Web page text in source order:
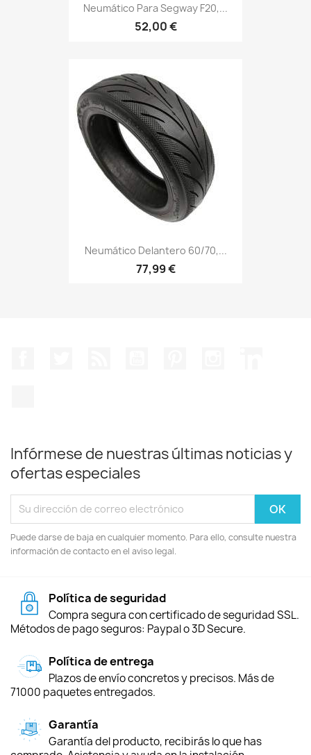
Neumático Para Segway F20,...
52,00 €
Neumático Delantero 60/70,...
77,99 €
Infórmese de nuestras últimas noticias y
ofertas especiales
Puede darse de baja en cualquier momento. Para ello, consulte nuestra
información de contacto en el aviso legal.
Política de seguridad
Compra segura con certificado de seguridad SSL.
Métodos de pago seguros: Paypal o 3D Secure.
Política de entrega
Plazos de envío concretos y precisos. Más de
71000 paquetes entregados.
Garantía
Garantía del producto, recibirás lo que has